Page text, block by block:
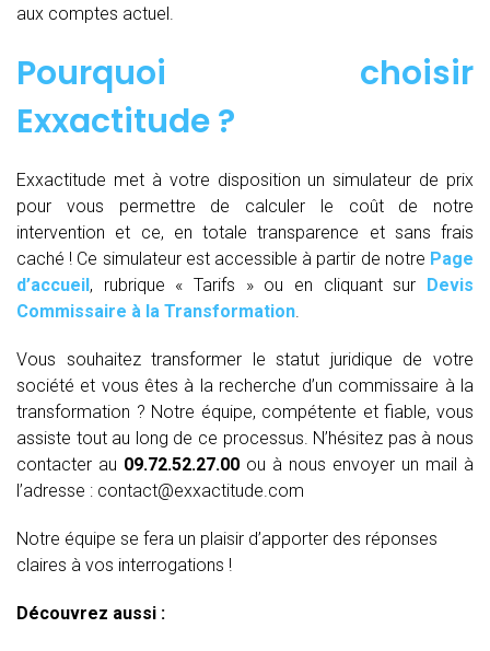
aux comptes actuel.
Pourquoi choisir
Exxactitude ?
Exxactitude met à votre disposition un simulateur de prix
pour vous permettre de calculer le coût de notre
intervention et ce, en totale transparence et sans frais
caché ! Ce simulateur est accessible à partir de notre Page
d’accueil, rubrique « Tarifs » ou en cliquant sur Devis
Commissaire à la Transformation.
Vous souhaitez transformer le statut juridique de votre
société et vous êtes à la recherche d’un commissaire à la
transformation ? Notre équipe, compétente et fiable, vous
assiste tout au long de ce processus. N’hésitez pas à nous
contacter au 09.72.52.27.00 ou à nous envoyer un mail à
l’adresse : contact@exxactitude.com
Notre équipe se fera un plaisir d’apporter des réponses
claires à vos interrogations !
Découvrez aussi :